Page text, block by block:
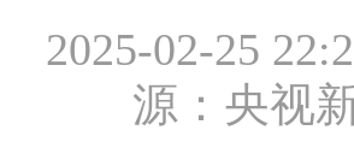
2025-02-25
源：央视